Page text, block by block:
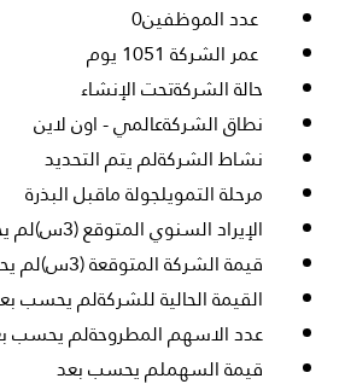
عدد الموظفين0
عمر الشركة 1051 يوم
حالة الشركةتحت الإنشاء
نطاق الشركةعالمي - اون لاين
نشاط الشركةلم يتم التحديد
مرحلة التمويلجولة ماقبل البذرة
الإيراد السنوي المتوقع (3س)
لم
قيمة الشركة المتوقعة (3س)
لم
القيمة الحالية للشركةلم يحسب
عدد الاسهم المطروحةلم يحسب
قيمة السهملم يحسب بعد